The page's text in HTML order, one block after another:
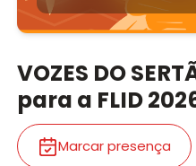
VOZES DO
para a FLID
Marcar presença